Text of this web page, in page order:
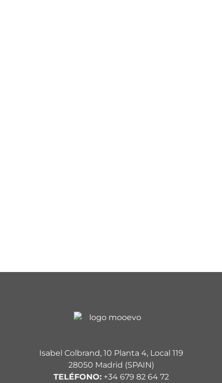
Isabel Colbrand, 10 Planta 4, Local 119
28050 Madrid (SPAIN)
TELÉFONO:+34 679 82 64 72